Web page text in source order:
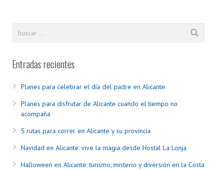
Entradas recientes
Planes para celebrar el día del padre en Alicante
Planes para disfrutar de Alicante cuando el tiempo no
acompaña
5 rutas para correr en Alicante y su provincia
Navidad en Alicante: vive la magia desde Hostal La Lonja
Halloween en Alicante: turismo, misterio y diversión en la Costa